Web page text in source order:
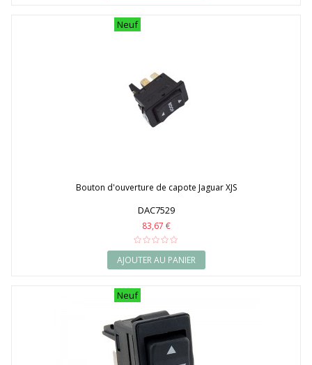
Neuf
Bouton d'ouverture de capote Jaguar XJS
DAC7529
83,67 €
AJOUTER AU PANIER
Neuf